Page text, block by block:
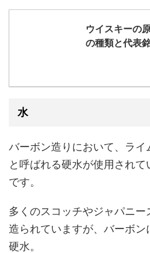
ウイスキーの
の種類と代表
水
バーボン造りにおいて、ラ
と呼ばれる硬水が使用され
です。
多くのスコッチやジャパニ
造られていますが、バーボ
硬水。